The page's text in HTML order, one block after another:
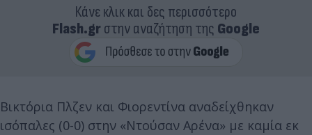
Κάνε κλικ και δες περισσότερο
Flash.grστην αναζήτηση της Google
Βικτόρια Πλζεν και Φιορεντίνα αναδείχθηκαν
ισόπαλες (0-0) στην «Ντούσαν Αρένα» με καμία εκ